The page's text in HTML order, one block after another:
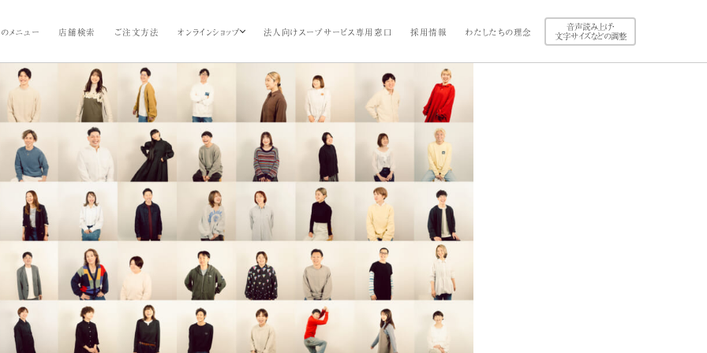
メニュー 店舗検索 ご注文方法 オンラインショップ 法人向けスープサービス専用窓口 採用情報 わたしたちの理念
音声読み上げ・
文字サイズなどの調整